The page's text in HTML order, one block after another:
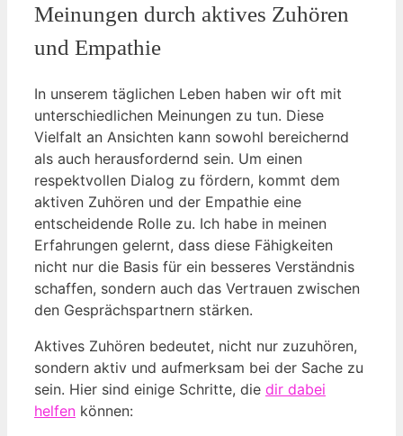
Meinungen durch aktives Zuhören
und Empathie
In unserem täglichen Leben haben wir oft mit
unterschiedlichen Meinungen zu tun. Diese
Vielfalt an Ansichten kann sowohl bereichernd
als auch herausfordernd sein. Um einen
respektvollen Dialog zu fördern, kommt dem
aktiven Zuhören und der Empathie eine
entscheidende Rolle zu. Ich habe in meinen
Erfahrungen gelernt, dass diese Fähigkeiten
nicht nur die Basis für ein besseres Verständnis
schaffen, sondern auch das Vertrauen zwischen
den Gesprächspartnern stärken.
Aktives Zuhören bedeutet, nicht nur zuzuhören,
sondern aktiv und aufmerksam bei der Sache zu
sein. Hier sind einige Schritte, die dir dabei
helfen können: